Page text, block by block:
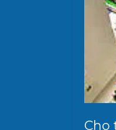
Cho